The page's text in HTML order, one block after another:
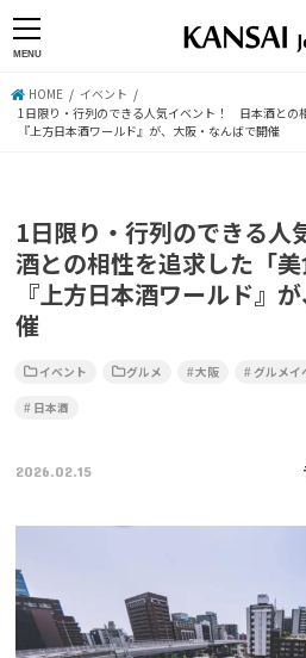
MENU
HOME
イベント
1日限り・行列のできる人気イベント！ 日本酒との
『上方日本酒ワールド』が、大阪・なんばで開催
1日限り・行列のできる
酒との相性を追求した「
『上方日本酒ワールド』
催
イベント グルメ 大阪 グルメイ
日本酒
2026.02.15